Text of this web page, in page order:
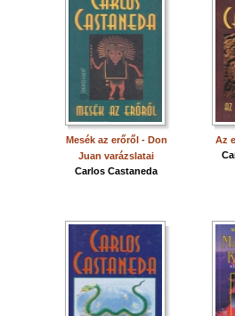
Mesék az erőről - Don
Juan varázslatai
Carlos Castaneda
Az